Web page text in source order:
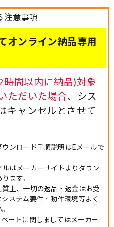
注意事項
オンライン納品専用
間以内に納品)対象
ただいた場合、シス
キャンセルとさせて
ンロード手順説明はEメールで
はメーカーサイトよりダウン
ます。
上、一切の返品・返金はお受
ステム要件・動作環境等よく
ートに関しましてはメーカー